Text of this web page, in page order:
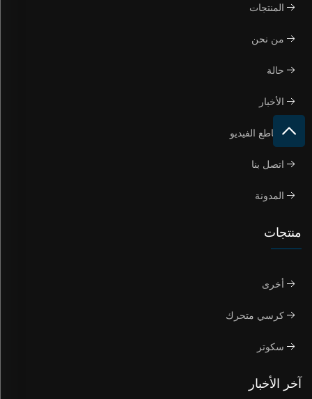
المنتجات
من نحن
حالة
الأخبار
مقاطع الفيديو
اتصل بنا
المدونة
منتجات
أخرى
كرسي متحرك
سكوتر
آخر الأخبار